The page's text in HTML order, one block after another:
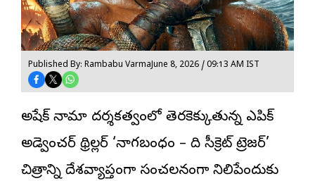
Published By: Rambabu VarmaJune 8, 2026 / 09:13 AM IST
అభిషేక్ నామా దర్శకత్వంలో తెరకెక్కుతున్న ఎపిక్
అడ్వెంచర్ థ్రిల్లర్ ‘నాగబంధం – ది సీక్రెట్ ట్రెజర్’
చిత్రాన్ని దేశవ్యాప్తంగా సంచలనంగా నిలిపేందుకు